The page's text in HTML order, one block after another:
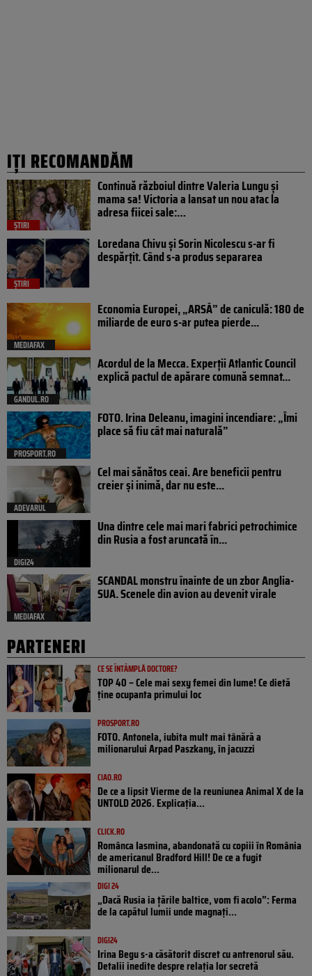
IȚI RECOMANDĂM
ȘTIRI
Continuă războiul dintre Valeria Lungu și
mama sa! Victoria a lansat un nou atac la
adresa fiicei sale:…
ȘTIRI
Loredana Chivu și Sorin Nicolescu s-ar fi
despărțit. Când s-a produs separarea
MEDIAFAX
Economia Europei, „ARSĂ” de caniculă: 180 de
miliarde de euro s-ar putea pierde...
GANDUL.RO
Acordul de la Mecca. Experții Atlantic Council
explică pactul de apărare comună semnat...
PROSPORT.RO
FOTO. Irina Deleanu, imagini incendiare: „Îmi
place să fiu cât mai naturală”
ADEVARUL
Cel mai sănătos ceai. Are beneficii pentru
creier și inimă, dar nu este...
DIGI24
Una dintre cele mai mari fabrici petrochimice
din Rusia a fost aruncată în...
MEDIAFAX
SCANDAL monstru înainte de un zbor Anglia-
SUA. Scenele din avion au devenit virale
PARTENERI
CE SE ÎNTÂMPLĂ DOCTORE?
TOP 40 – Cele mai sexy femei din lume! Ce dietă
ține ocupanta primului loc
PROSPORT.RO
FOTO. Antonela, iubita mult mai tânără a
milionarului Arpad Paszkany, în jacuzzi
CIAO.RO
De ce a lipsit Vierme de la reuniunea Animal X de la
UNTOLD 2026. Explicația...
CLICK.RO
Românca Iasmina, abandonată cu copiii în România
de americanul Bradford Hill! De ce a fugit
milionarul de...
DIGI 24
„Dacă Rusia ia țările baltice, vom fi acolo”: Ferma
de la capătul lumii unde magnați...
DIGI24
Irina Begu s-a căsătorit discret cu antrenorul său.
Detalii inedite despre relația lor secretă